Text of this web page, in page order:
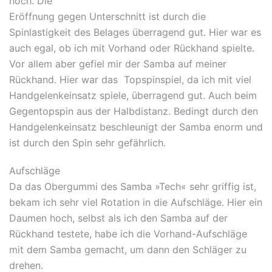
Eröffnung gegen Unterschnitt ist durch die
Spinlastigkeit des Belages überragend gut. Hier war es
auch egal, ob ich mit Vorhand oder Rückhand spielte.
Vor allem aber gefiel mir der Samba auf meiner
Rückhand. Hier war das Topspinspiel, da ich mit viel
Handgelenkeinsatz spiele, überragend gut. Auch beim
Gegentopspin aus der Halbdistanz. Bedingt durch den
Handgelenkeinsatz beschleunigt der Samba enorm und
ist durch den Spin sehr gefährlich.
Aufschläge
Da das Obergummi des Samba »Tech« sehr griffig ist,
bekam ich sehr viel Rotation in die Aufschläge. Hier ein
Daumen hoch, selbst als ich den Samba auf der
Rückhand testete, habe ich die Vorhand-Aufschläge
mit dem Samba gemacht, um dann den Schläger zu
drehen.